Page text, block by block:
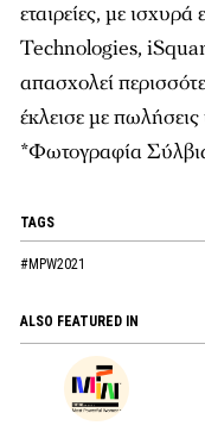
εταιρείες, με
Technologies,
απασχολεί
έκλεισε με
*Φωτογραφία
TAGS
#MPW2021
ALSO FEATURED IN